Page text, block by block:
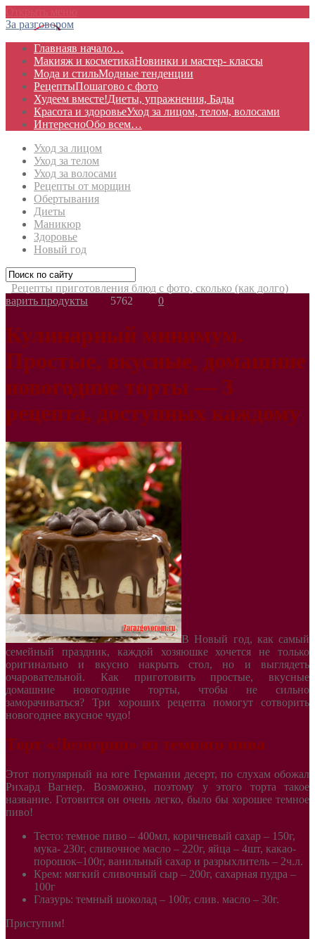
За разговором
Главнаяв начало…
Макияж и косметикаНовинки и мастер- классы
Мода и стильМодные тенденции
РецептыПошагово с фото
Худеем вместе!Диеты, упражнения, Бады
Красота и здоровьеУход за лицом, телом, волосами
ИнтересноОбо всем…
Уход за лицом
Уход за телом
Уход за волосами
Рецепты от морщин
Обертывания
Диеты
Маникюр
Здоровье
Новый год
Рецепты приготовления блюд с фото, сколько (как долго)
варить продукты
5762 0
Кулинарный минимум.
Простые, вкусные, домашние
новогодние торты — 3
рецепта, доступных каждому
В Новый год, как самый
семейный праздник, каждой хозяюшке хочется не только
оригинально и вкусно накрыть стол, но и выглядеть
очаровательной. Как приготовить простые, вкусные
домашние новогодние торты, чтобы не сильно
заморачиваться? Три хороших рецепта помогут сотворить
новогоднее вкусное чудо!
Торт «Лоэнгрин» из темного пива
Этот популярный на юге Германии десерт, по слухам обожал
Рихард Вагнер. Возможно, поэтому у этого торта такое
название. Готовится он очень легко, было бы хорошее темное
пиво!
Тесто: темное пиво – 400мл, коричневый сахар – 150г,
мука- 230г, сливочное масло – 220г, яйца – 4шт, какао-
порошок–100г, ванильный сахар и разрыхлитель – 2ч.л.
Крем: мягкий сливочный сыр – 200г, сахарная пудра –
100г
Глазурь: темный шоколад – 100г, слив. масло – 30г.
Приступим!